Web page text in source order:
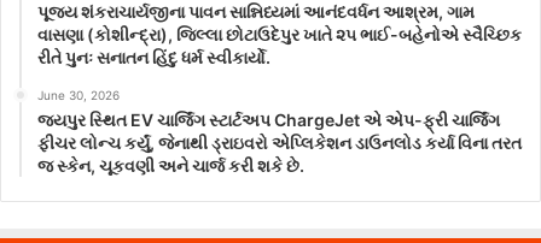
પૂજ્ય શંકરાચાર્યજીના પાવન સાન્નિધ્યમાં આનંદવર્ધન આશ્રમ, ગામ
વાસણા (કોશીન્દ્રા), જિલ્લા છોટાઉદેપુર ખાતે ૨૫ ભાઈ-બહેનોએ સ્વૈચ્છિક
રીતે પુનઃ સનાતન હિંદુ ધર્મ સ્વીકાર્યો.
June 30, 2026
જયપુર સ્થિત EV ચાર્જિંગ સ્ટાર્ટઅપ ChargeJet એ એપ-ફ્રી ચાર્જિંગ
ફીચર લોન્ચ કર્યું, જેનાથી ડ્રાઇવરો એપ્લિકેશન ડાઉનલોડ કર્યા વિના તરત
જ સ્કેન, ચૂકવણી અને ચાર્જ કરી શકે છે.